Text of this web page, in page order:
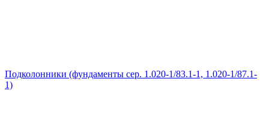
Подколонники (фундаменты сер. 1.020-1/83.1-1, 1.020-1/87.1-
1)